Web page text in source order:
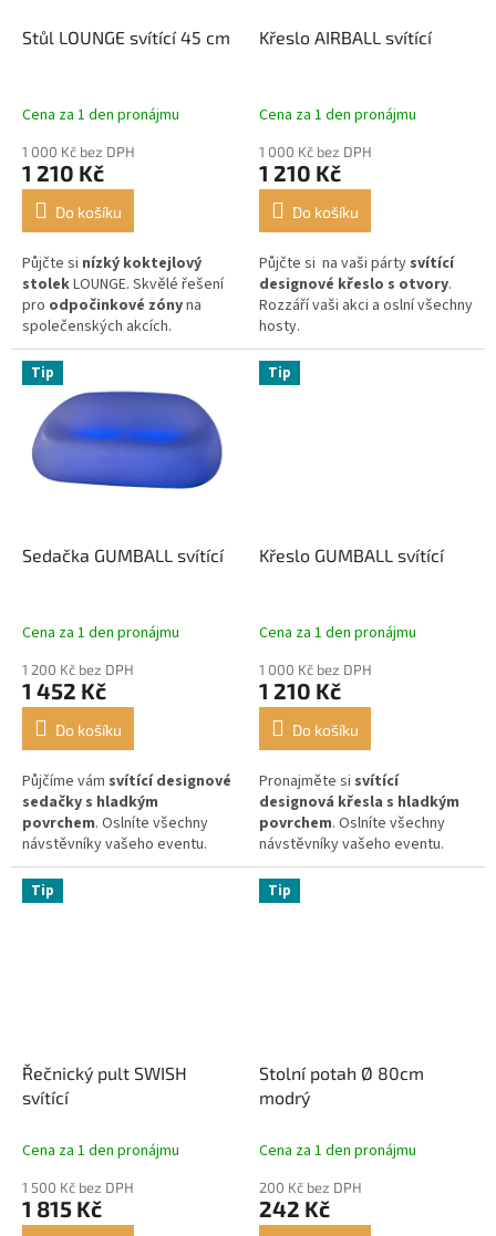
Stůl LOUNGE svítící 45 cm
Cena za 1 den pronájmu
1 000 Kč bez DPH
1 210 Kč
Do košíku
Půjčte si nízký koktejlový
stolekLOUNGE. Skvělé řešení
pro odpočinkové zónyna
společenských akcích.
Křeslo AIRBALL svítící
Cena za 1 den pronájmu
1 000 Kč bez DPH
1 210 Kč
Do košíku
Půjčte si na vaši párty svítící
designové křeslo s otvory.
Rozzáří vaši akci a oslní všechny
hosty.
Tip
Sedačka GUMBALL svítící
Cena za 1 den pronájmu
1 200 Kč bez DPH
1 452 Kč
Do košíku
Půjčíme vám svítící designové
sedačky s hladkým
povrchem. Oslníte všechny
návstěvníky vašeho eventu.
Tip
Křeslo GUMBALL svítící
Cena za 1 den pronájmu
1 000 Kč bez DPH
1 210 Kč
Do košíku
Pronajměte si svítící
designová křesla s hladkým
povrchem. Oslníte všechny
návstěvníky vašeho eventu.
Tip
Řečnický pult SWISH
svítící
Cena za 1 den pronájmu
1 500 Kč bez DPH
1 815 Kč
Tip
Stolní potah Ø 80cm
modrý
Cena za 1 den pronájmu
200 Kč bez DPH
242 Kč